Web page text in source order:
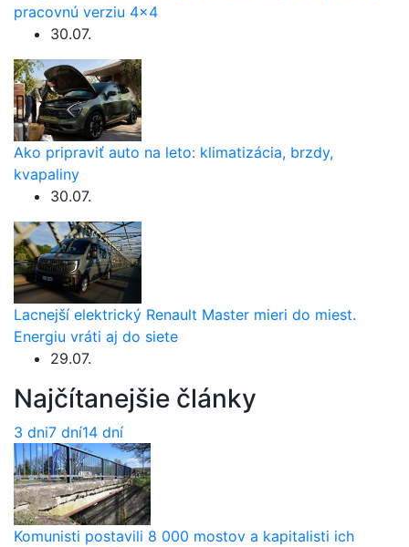
pracovnú verziu 4×4
30.07.
Ako pripraviť auto na leto: klimatizácia, brzdy,
kvapaliny
30.07.
Lacnejší elektrický Renault Master mieri do miest.
Energiu vráti aj do siete
29.07.
Najčítanejšie články
3 dni7 dní14 dní
Komunisti postavili 8 000 mostov a kapitalisti ich